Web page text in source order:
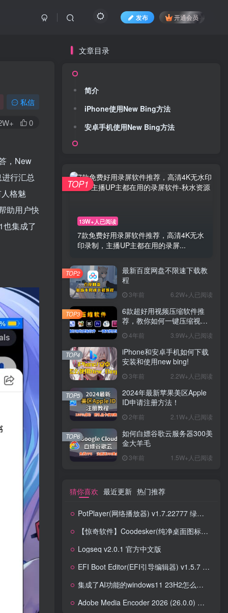
发布 开通会员
私信
0
，New
行汇总
格魅
助用户快
集成了
文章目录
简介
iPhone使用New Bing方法
安卓手机使用New Bing方法
13W+人已阅读
7款免费好用录屏软件推荐，高清4K无水
印录制，主播UP主都在用的录屏...
TOP1
最新百度网盘不限速下载教
程
3年前 6.2W+人已阅读
TOP2
6款超好用视频压缩软件推
荐，教你如何一键压缩视
用担心硬盘爆掉了！
4年前 3.9W+人已阅读
TOP3
iPhone和安卓手机如何下载
安装和使用new bing!
3年前 2.2W+人已阅读
TOP4
2024年最新苹果美区Apple
ID申请注册方法！
2年前 2.1W+人已阅读
TOP5
如何白嫖谷歌云服务器300美
金大羊毛
3年前 1.5W+人已阅读
TOP6
猜你喜欢 最近更新 热门推荐
PotPlayer(网络播放器) v1.7.22777 绿色版
【惊奇软件】Coodesker(纯净桌面图标整理) v2.2.1.7
Logseq v2.0.1 官方中文版
EFI Boot Editor(EFI引导编辑器) v1.5.7 中文版
集成了AI功能的windows11 23H2怎么升级？Win11使用Copilot教程！
Adobe Media Encoder 2026 (26.0.0) 特别版